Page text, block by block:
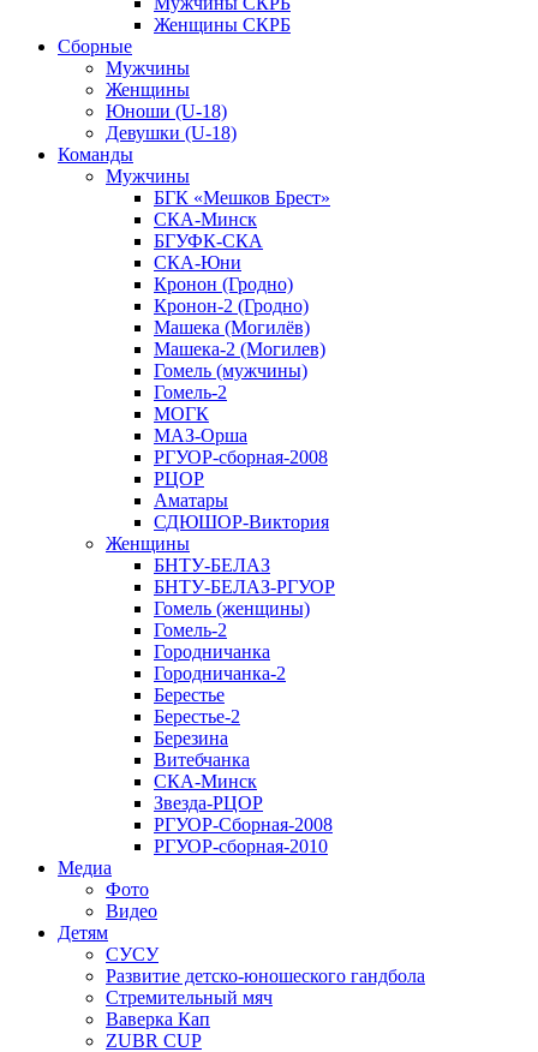
Женщины СКРБ
Сборные
Мужчины
Женщины
Юноши (U-18)
Девушки (U-18)
Команды
Мужчины
БГК «Мешков Брест»
СКА-Минск
БГУФК-СКА
СКА-Юни
Кронон (Гродно)
Кронон-2 (Гродно)
Машека (Могилёв)
Машека-2 (Могилев)
Гомель (мужчины)
Гомель-2
МОГК
МАЗ-Орша
РГУОР-сборная-2008
РЦОР
Аматары
СДЮШОР-Виктория
Женщины
БНТУ-БЕЛАЗ
БНТУ-БЕЛАЗ-РГУОР
Гомель (женщины)
Гомель-2
Городничанка
Городничанка-2
Берестье
Берестье-2
Березина
Витебчанка
СКА-Минск
Звезда-РЦОР
РГУОР-Сборная-2008
РГУОР-сборная-2010
Медиа
Фото
Видео
Детям
СУСУ
Развитие детско-юношеского гандбола
Стремительный мяч
Ваверка Кап
ZUBR CUP